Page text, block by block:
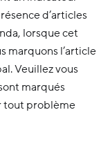
d’articles
lorsque cet
marquons l’article
Veuillez vous
marqués
tout problème